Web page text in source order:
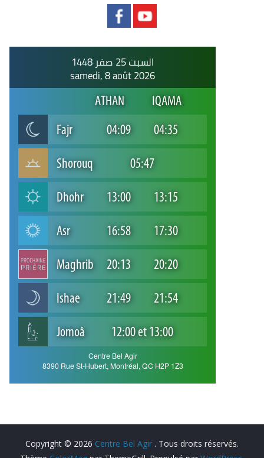
Copyright © 2026 Centre Bel Agir . Tous droits réservés.